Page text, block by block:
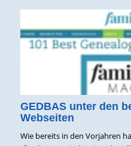
GEDBAS unter den
Webseiten
Wie bereits in den Vorjahren